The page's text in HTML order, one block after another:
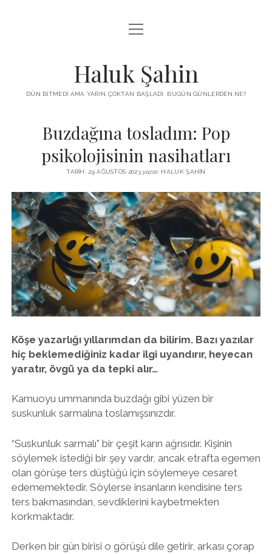
KUTUP YILDIZI
MENDIREK YAZILARI
ADA
İYI YAŞAM VE MUTLULUK ÜZERINE
BABIALI’DE CINAYET
GÜZEL MAVRELLA
PROGRAMLAR
BIZ KIMIZ?
MED 532 SPRING ‘25
YAZMADAN EDEMEDIM
HABERLER / NEWS
twitterfacebook
instagram
menüyü
aç
Haluk Şahin
DÜN BITMEDI AMA YARIN ÇOKTAN BAŞLADI. BUGÜN GÜNLERDEN NE?
Buzdağına tosladım: Pop
psikolojisinin nasihatları
TARIH: 29 AĞUSTOS 2023yazar: HALUK ŞAHIN
Köşe yazarlığı yıllarımdan da bilirim. Bazı yazılar
hiç beklemediğiniz kadar ilgi uyandırır, heyecan
yaratır, övgü ya da tepki alır…
Kamuoyu ummanında buzdağı gibi yüzen bir
suskunluk sarmalına toslamışsınızdır.
“Suskunluk sarmalı” bir çeşit karın ağrısıdır. Kişinin
söylemek istediği bir şey vardır, ancak etrafta egemen
olan görüşe ters düştüğü için söylemeye cesaret
edememektedir. Söylerse insanların kendisine ters
ters bakmasından, sevdiklerini kaybetmekten
korkmaktadır.
Derken bir gün birisi o görüşü dile getirir, arkası çorap